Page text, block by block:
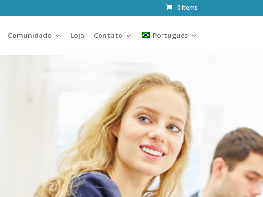
0 Items
Comunidade Loja Contato Português